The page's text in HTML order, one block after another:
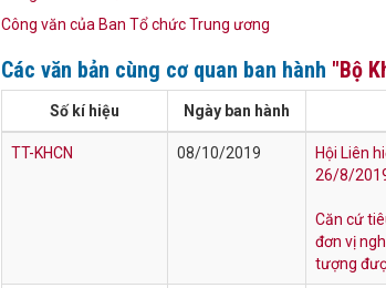
Công văn của Ban Tổ chức Trung ương
Các văn bản cùng cơ quan ban hành "Bộ
Số kí hiệu Ngày ban hành
TT-KHCN 08/10/2019
Hội Liên
26/8/
Căn cứ
đơn vị
tượng